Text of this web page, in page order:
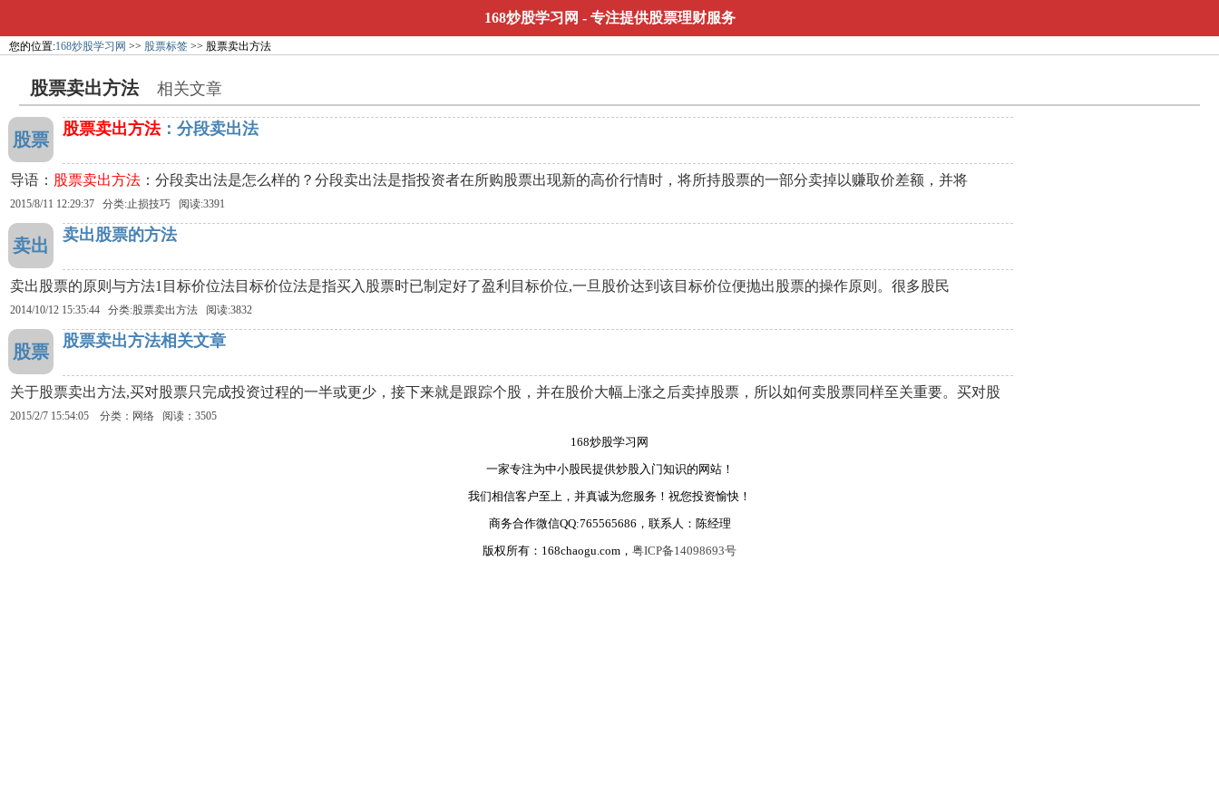
168炒股学习网 - 专注提供股票理财服务
您的位置:168炒股学习网 >> 股票标签 >> 股票卖出方法
股票卖出方法 相关文章
股票
股票卖出方法：分段卖出法
导语： 股票卖出方法 ：分段卖出法是怎么样的？分段卖出法是指投资者在所购股票出现新的高价行情时，将所持股票的一部分卖掉以赚取价差额，并将
2015/8/11 12:29:37 分类:止损技巧 阅读:3391
卖出
卖出股票的方法
卖出股票的原则与方法1目标价位法目标价位法是指买入股票时已制定好了盈利目标价位,一旦股价达到该目标价位便抛出股票的操作原则。很多股民
2014/10/12 15:35:44 分类:股票卖出方法 阅读:3832
股票
股票卖出方法相关文章
关于股票卖出方法,买对股票只完成投资过程的一半或更少，接下来就是跟踪个股，并在股价大幅上涨之后卖掉股票，所以如何卖股票同样至关重要。买对股
2015/2/7 15:54:05 分类：网络 阅读：3505
168炒股学习网
一家专注为中小股民提供炒股入门知识的网站！
我们相信客户至上，并真诚为您服务！祝您投资愉快！
商务合作微信QQ:765565686，联系人：陈经理
版权所有：168chaogu.com， 粤ICP备14098693号